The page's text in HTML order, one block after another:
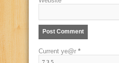
Current ye@r *